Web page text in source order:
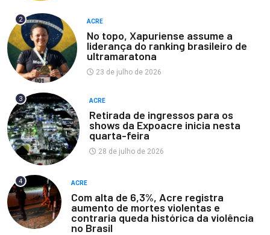
2 ACRE
No topo, Xapuriense assume a
liderança do ranking brasileiro de
ultramaratona
23 de julho de 2026
3 ACRE
Retirada de ingressos para os
shows da Expoacre inicia nesta
quarta-feira
28 de julho de 2026
4 ACRE
Com alta de 6,3%, Acre registra
aumento de mortes violentas e
contraria queda histórica da violência
no Brasil